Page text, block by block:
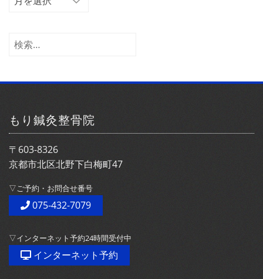
イ
検
もり鍼灸整骨院
〒603-8326
京都市北区北野下白梅町47
▽ご予約・お問合せ番号
075-432-7079
▽インターネット予約24時間受付中
インターネット予約